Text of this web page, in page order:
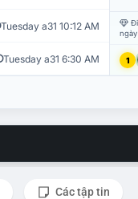
Tuesday a31 10:12 AM
Tuesday a31 6:30 AM 1
Các tập tin